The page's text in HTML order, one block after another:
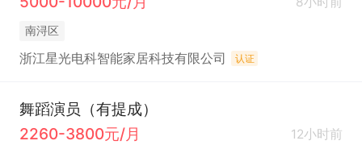
南浔区
浙江星光电科智能家居科技有限公司 认证
舞蹈演员（有提成）
2260-3800元/月
12小时前